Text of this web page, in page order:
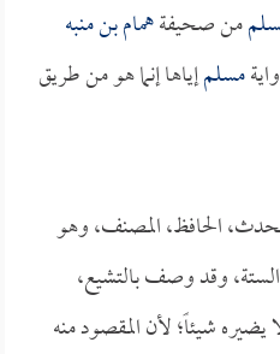
من صحيفةهمام بن منبه
مسلمإياها إنما هو من طريق
الحافظ، المصنف، وهو
وقد وصف بالتشيع،
شيئاً؛ لأن المقصود منه